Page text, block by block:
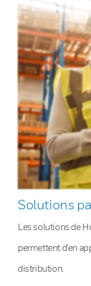
Solutions
Les solutions de
permettent d’en
distribution.